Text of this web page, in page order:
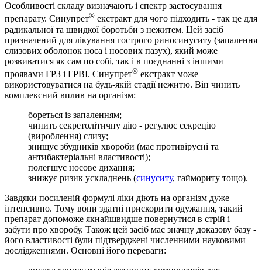
Особливості складу визначають і спектр застосування
препарату. Синупрет® екстракт для чого підходить - так це для
радикальної та швидкої боротьби з нежитем. Цей засіб
призначений для лікування гострого риносинуситу (запалення
слизових оболонок носа і носових пазух), який може
розвиватися як сам по собі, так і в поєднанні з іншими
проявами ГРЗ і ГРВІ. Синупрет® екстракт може
використовуватися на будь-якій стадії нежитю. Він чинить
комплексний вплив на організм:
бореться із запаленням;
чинить секретолітичну дію - регулює секрецію
(вироблення) слизу;
знищує збудників хвороби (має противірусні та
антибактеріальні властивості);
полегшує носове дихання;
знижує ризик ускладнень (синуситу, гаймориту тощо).
Завдяки посиленій формулі ліки діють на організм дуже
інтенсивно. Тому вони здатні прискорити одужання, такий
препарат допоможе якнайшвидше повернутися в стрій і
забути про хворобу. Також цей засіб має значну доказову базу -
його властивості були підтверджені численними науковими
дослідженнями. Основні його переваги: